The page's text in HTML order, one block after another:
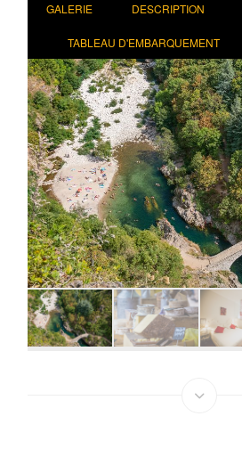
GALERIE DESCRIPTION
TABLEAU D'EMBARQUEMENT